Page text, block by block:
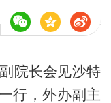
院长会见沙特
一行 ，外办副主